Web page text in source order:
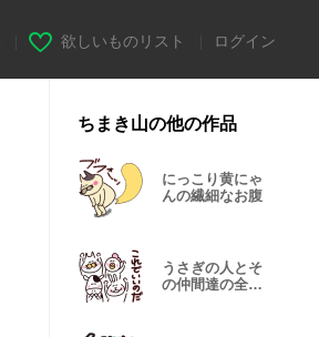
欲しいものリスト ログイン
ちまき山の他の作品
にっこり黄にゃ
んの繊細なお腹
うさぎの人とそ
の仲間達の全肯